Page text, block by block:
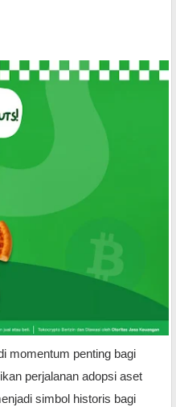
momentum penting bagi
perjalanan adopsi aset
simbol historis bagi